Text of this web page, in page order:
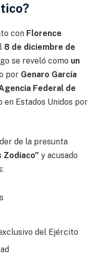
con Florence
8 de diciembre de
se reveló como un
por Genaro García
Federal de
en Estados Unidos por
de la presunta
Zodiaco” y acusado
del Ejército